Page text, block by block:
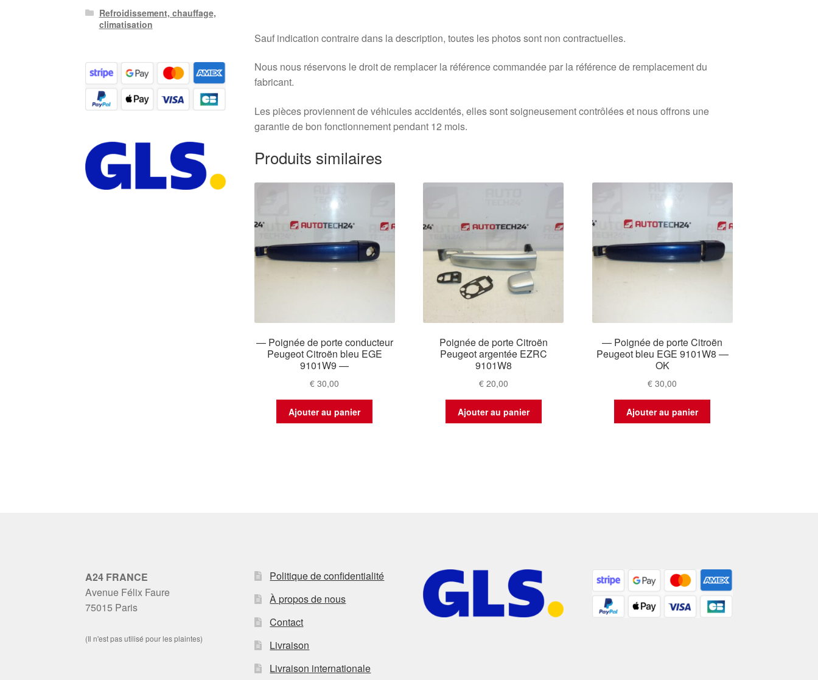
Sauf indication contraire dans la description, toutes les photos sont non contractuelles.
Nous nous réservons le droit de remplacer la référence commandée par la référence de remplacement du
fabricant.
Les pièces proviennent de véhicules accidentés, elles sont soigneusement contrôlées et nous offrons une
garantie de bon fonctionnement pendant 12 mois.
Produits similaires
— Poignée de porte conducteur
Peugeot Citroën bleu EGE
9101W9 —
€ 30,00
Ajouter au panier
Poignée de porte Citroën
Peugeot argentée EZRC
9101W8
€20,00
Ajouter au panier
— Poignée de porte Citroën
Peugeot bleu EGE 9101W8 —
OK
€ 30,00
Ajouter au panier
Refroidissement, chauffage,
climatisation
A24 FRANCE
Avenue Félix Faure
75015 Paris
(Il n'est pas utilisé pour les plaintes)
Politique de confidentialité
À propos de nous
Contact
Livraison
Livraison internationale